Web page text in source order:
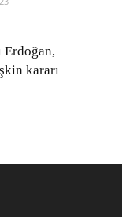
Erdoğan,
kararı